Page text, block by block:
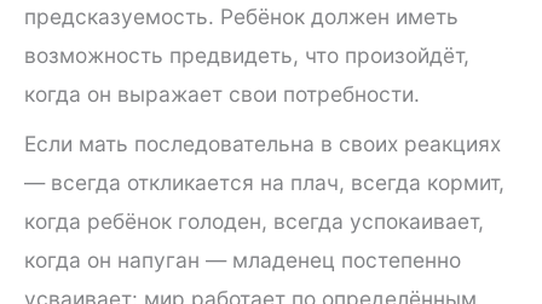
предсказуемость. Ребёнок должен иметь
возможность предвидеть, что произойдёт,
когда он выражает свои потребности.
Если мать последовательна в своих реакциях
— всегда откликается на плач, всегда кормит,
когда ребёнок голоден, всегда успокаивает,
когда он напуган — младенец постепенно
усваивает: мир работает по определённым